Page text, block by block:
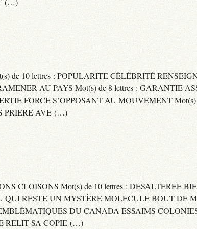
de 10 lettres : POPULARITE CÉLÉBRITÉ
AU PAYS Mot(s) de 8 lettres : GARANTIE
FORCE S’OPPOSANT AU MOUVEMENT
PRIERE AVE (…)
CLOISONS Mot(s) de 10 lettres : DESALTEREE
RESTE UN MYSTÈRE MOLECULE BOUT DE
DU CANADA ESSAIMS
RELIT SA COPIE (…)